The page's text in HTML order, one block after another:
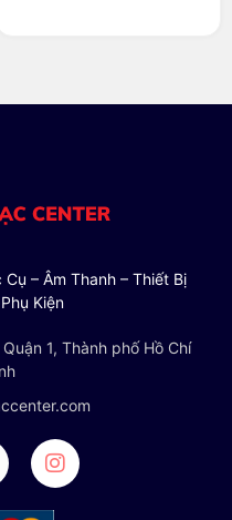
– Âm Thanh – Thiết Bị
Kiện
1, Thành phố Hồ Chí